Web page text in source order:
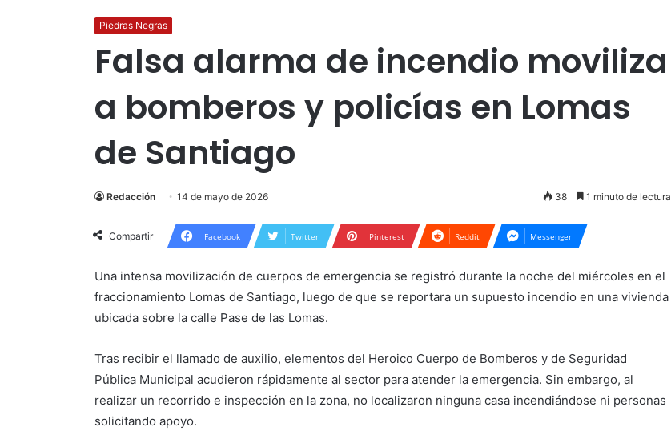
Piedras Negras
Falsa alarma de incendio moviliza
a bomberos y policías en Lomas
de Santiago
Redacción 14 de mayo de 2026 38 1 minuto de lectura
Compartir Facebook Twitter Pinterest Reddit Messenger
Una intensa movilización de cuerpos de emergencia se registró durante la noche del miércoles en el
fraccionamiento Lomas de Santiago, luego de que se reportara un supuesto incendio en una vivienda
ubicada sobre la calle Pase de las Lomas.
Tras recibir el llamado de auxilio, elementos del Heroico Cuerpo de Bomberos y de Seguridad
Pública Municipal acudieron rápidamente al sector para atender la emergencia. Sin embargo, al
realizar un recorrido e inspección en la zona, no localizaron ninguna casa incendiándose ni personas
solicitando apoyo.